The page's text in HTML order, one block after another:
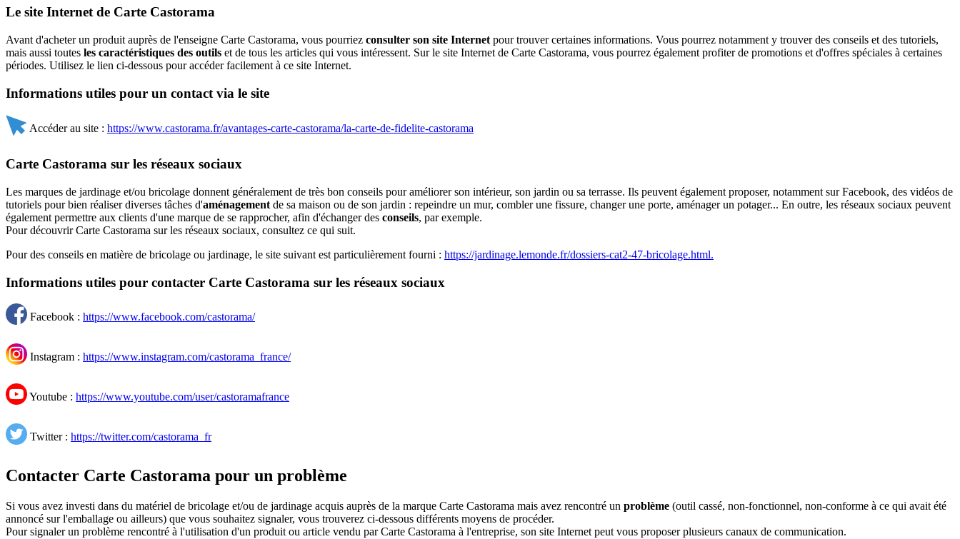
Le site Internet de Carte Castorama
Avant d'acheter un produit auprès de l'enseigne Carte Castorama, vous pourriez consulter son site Internet pour trouver certaines informations. Vous pourrez notamment y trouver des conseils et des tutoriels,
mais aussi toutes les caractéristiques des outils et de tous les articles qui vous intéressent. Sur le site Internet de Carte Castorama, vous pourrez également profiter de promotions et d'offres spéciales à certaines
périodes. Utilisez le lien ci-dessous pour accéder facilement à ce site Internet.
Informations utiles pour un contact via le site
Accéder au site : https://www.castorama.fr/avantages-carte-castorama/la-carte-de-fidelite-castorama
Carte Castorama sur les réseaux sociaux
Les marques de jardinage et/ou bricolage donnent généralement de très bon conseils pour améliorer son intérieur, son jardin ou sa terrasse. Ils peuvent également proposer, notamment sur Facebook, des vidéos de
tutoriels pour bien réaliser diverses tâches d'aménagement de sa maison ou de son jardin : repeindre un mur, combler une fissure, changer une porte, aménager un potager... En outre, les réseaux sociaux peuvent
également permettre aux clients d'une marque de se rapprocher, afin d'échanger des conseils, par exemple.
Pour découvrir Carte Castorama sur les réseaux sociaux, consultez ce qui suit.
Pour des conseils en matière de bricolage ou jardinage, le site suivant est particulièrement fourni : https://jardinage.lemonde.fr/dossiers-cat2-47-bricolage.html.
Informations utiles pour contacter Carte Castorama sur les réseaux sociaux
Facebook : https://www.facebook.com/castorama/
Instagram : https://www.instagram.com/castorama_france/
Youtube : https://www.youtube.com/user/castoramafrance
Twitter : https://twitter.com/castorama_fr
Contacter Carte Castorama pour un problème
Si vous avez investi dans du matériel de bricolage et/ou de jardinage acquis auprès de la marque Carte Castorama mais avez rencontré un problème (outil cassé, non-fonctionnel, non-conforme à ce qui avait été
annoncé sur l'emballage ou ailleurs) que vous souhaitez signaler, vous trouverez ci-dessous différents moyens de procéder.
Pour signaler un problème rencontré à l'utilisation d'un produit ou article vendu par Carte Castorama à l'entreprise, son site Internet peut vous proposer plusieurs canaux de communication.